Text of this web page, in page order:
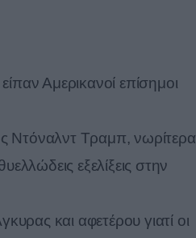
Αμερικανοί επίσημοι
Ντόναλντ Τραμπ, νωρίτερα
εξελίξεις στην
και αφετέρου γιατί οι